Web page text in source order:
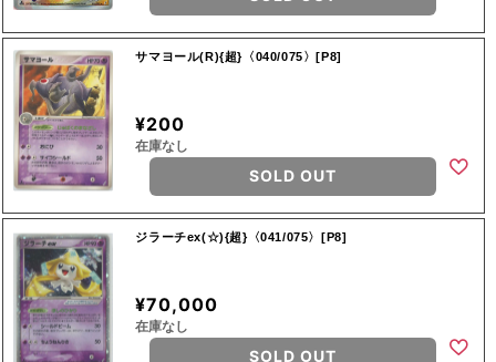
サマヨール(R){超}〈040/075〉[P8]
¥200
在庫なし
SOLD OUT
ジラーチex(☆){超}〈041/075〉[P8]
¥70,000
在庫なし
SOLD OUT